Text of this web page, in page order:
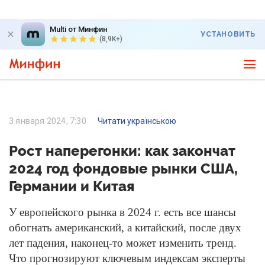
Multi от Минфин
(8,9K+)
УСТАНОВИТЬ
3 января 2024, 7:30 Читати українською
Рост наперегонки: как закончат
2024 год фондовые рынки США,
Германии и Китая
У европейского рынка в 2024 г. есть все шансы
обогнать американский, а китайский, после двух
лет падения, наконец-то может изменить тренд.
Что прогнозируют ключевым индексам эксперты